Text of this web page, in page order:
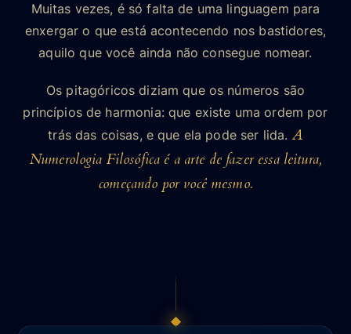
Muitas vezes, é só falta de uma linguagem para
enxergar o que está acontecendo nos bastidores,
aquilo que você ainda não consegue nomear.
Os pitagóricos diziam que os números são
princípios de harmonia: que existe uma ordem por
trás das coisas, e que ela pode ser lida. A
Numerologia Filosófica é a arte de fazer essa leitura,
começando por você mesmo.